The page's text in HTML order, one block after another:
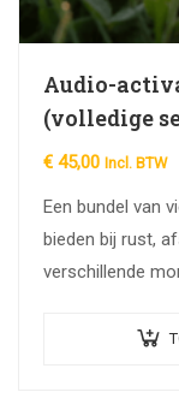
Audio-
(volledige
€ 45,00 Incl. BTW
Een bundel van
bieden bij rust,
verschillende